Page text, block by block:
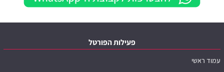
פעילות הפורטל
עמוד ראשי